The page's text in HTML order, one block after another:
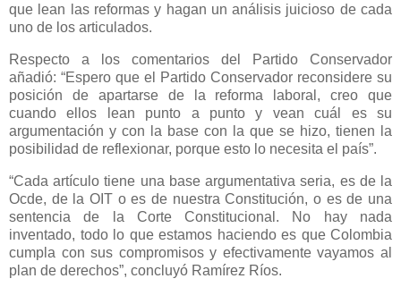
que lean las reformas y hagan un análisis juicioso de cada
uno de los articulados.
Respecto a los comentarios del Partido Conservador
añadió: “Espero que el Partido Conservador reconsidere su
posición de apartarse de la reforma laboral, creo que
cuando ellos lean punto a punto y vean cuál es su
argumentación y con la base con la que se hizo, tienen la
posibilidad de reflexionar, porque esto lo necesita el país”.
“Cada artículo tiene una base argumentativa seria, es de la
Ocde, de la OIT o es de nuestra Constitución, o es de una
sentencia de la Corte Constitucional. No hay nada
inventado, todo lo que estamos haciendo es que Colombia
cumpla con sus compromisos y efectivamente vayamos al
plan de derechos”, concluyó Ramírez Ríos.